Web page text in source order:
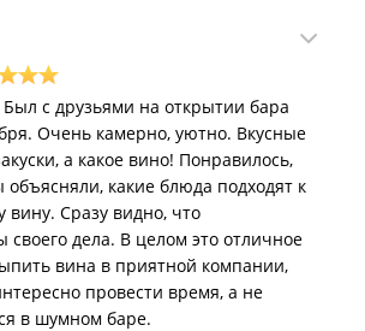
Был с друзьями на открытии бара
Очень камерно, уютно. Вкусные
а какое вино! Понравилось,
какие блюда подходят к
вину. Сразу видно, что
своего дела. В целом это отличное
вина в приятной компании,
провести время, а не
в шумном баре.